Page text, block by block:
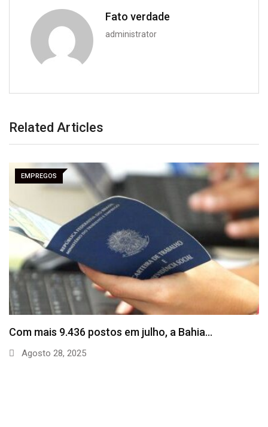
Fato verdade
administrator
Related Articles
EMPREGOS